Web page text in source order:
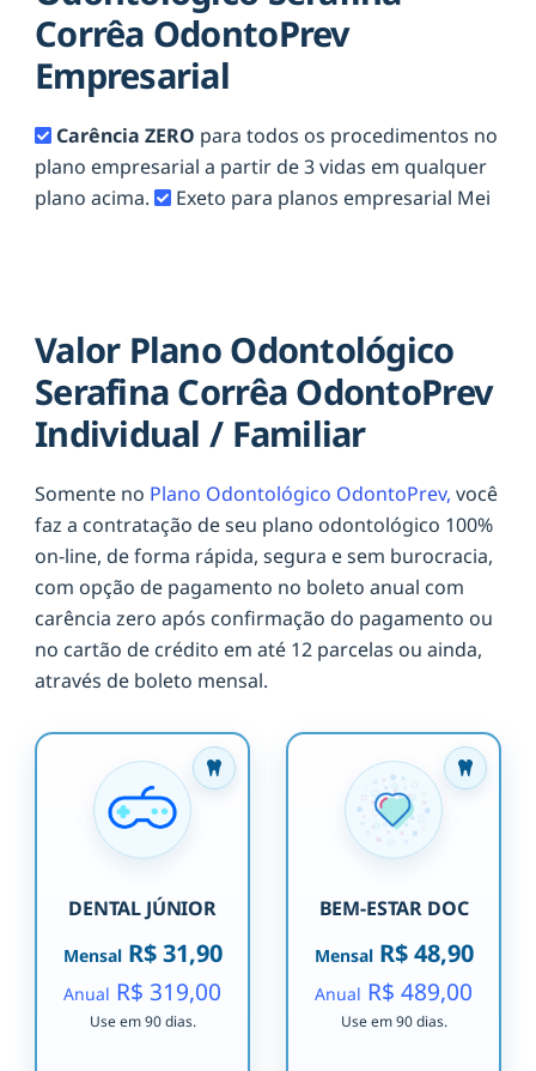
Corrêa OdontoPrev
Empresarial
Carência ZERO para todos os procedimentos no
plano empresarial a partir de 3 vidas em qualquer
plano acima.
Exeto para planos empresarial Mei
Valor Plano Odontológico
Serafina Corrêa OdontoPrev
Individual / Familiar
Somente no Plano Odontológico OdontoPrev, você
faz a contratação de seu plano odontológico 100%
on-line, de forma rápida, segura e sem burocracia,
com opção de pagamento no boleto anual com
carência zero após confirmação do pagamento ou
no cartão de crédito em até 12 parcelas ou ainda,
através de boleto mensal.
DENTAL JÚNIOR
MensalR$ 31,90
Anual R$ 319,00
Use em 90 dias.
BEM-ESTAR DOC
MensalR$ 48,90
Anual R$ 489,00
Use em 90 dias.